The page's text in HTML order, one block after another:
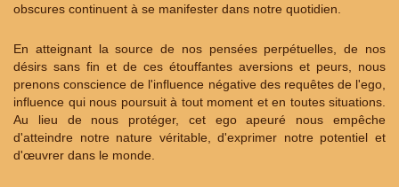
obscures continuent à se manifester dans notre quotidien.
En atteignant la source de nos pensées perpétuelles, de nos
désirs sans fin et de ces étouffantes aversions et peurs, nous
prenons conscience de l'influence négative des requêtes de l'ego,
influence qui nous poursuit à tout moment et en toutes situations.
Au lieu de nous protéger, cet ego apeuré nous empêche
d'atteindre notre nature véritable, d'exprimer notre potentiel et
d'œuvrer dans le monde.